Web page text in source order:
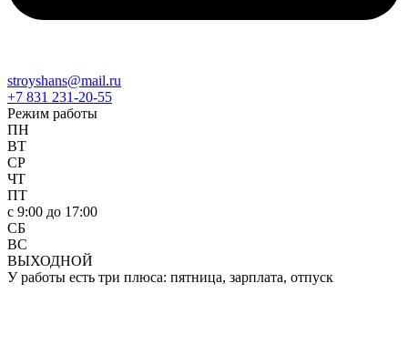
stroyshans@mail.ru
+7 831 231-20-55
Режим работы
ПН
ВТ
СР
ЧТ
ПТ
c 9:00 до 17:00
СБ
ВС
ВЫХОДНОЙ
У работы есть три плюса: пятница, зарплата, отпуск